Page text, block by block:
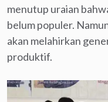
menutup uraian
belum populer.
akan melahirkan
produktif.